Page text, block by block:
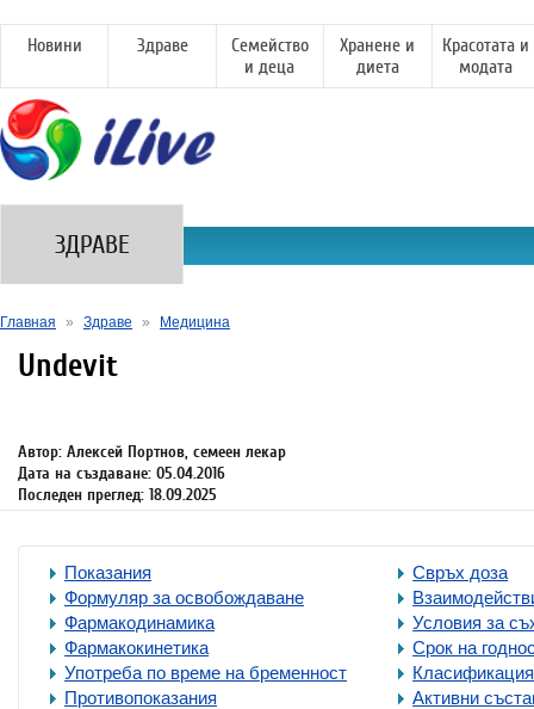
Новини Здраве
Семейство
и деца
Хранене и
диета
Красотата и
модата
ЗДРАВЕ
Главная » Здраве » Медицина
Undevit
Автор: Алексей Портнов, семеен лекар
Дата на създаване: 05.04.2016
Последен преглед: 18.09.2025
Показания
Формуляр за освобождаване
Фармакодинамика
Фармакокинетика
Употреба по време на бременност
Противопоказания
Свръх доза
Условия за
Срок на
Активни